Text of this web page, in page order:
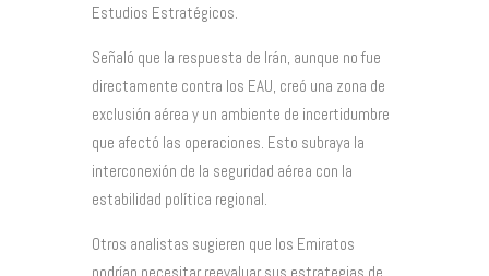
Estudios Estratégicos.
Señaló que la respuesta de Irán, aunque no fue
directamente contra los EAU, creó una zona de
exclusión aérea y un ambiente de incertidumbre
que afectó las operaciones. Esto subraya la
interconexión de la seguridad aérea con la
estabilidad política regional.
Otros analistas sugieren que los Emiratos